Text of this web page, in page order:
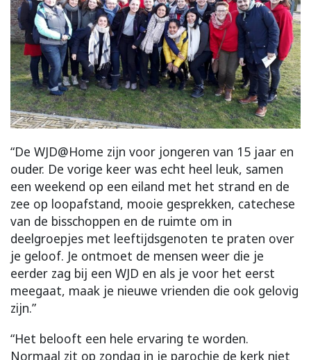
“De WJD@Home zijn voor jongeren van 15 jaar en
ouder. De vorige keer was echt heel leuk, samen
een weekend op een eiland met het strand en de
zee op loopafstand, mooie gesprekken, catechese
van de bisschoppen en de ruimte om in
deelgroepjes met leeftijdsgenoten te praten over
je geloof. Je ontmoet de mensen weer die je
eerder zag bij een WJD en als je voor het eerst
meegaat, maak je nieuwe vrienden die ook gelovig
zijn.”
“Het belooft een hele ervaring te worden.
Normaal zit op zondag in je parochie de kerk niet